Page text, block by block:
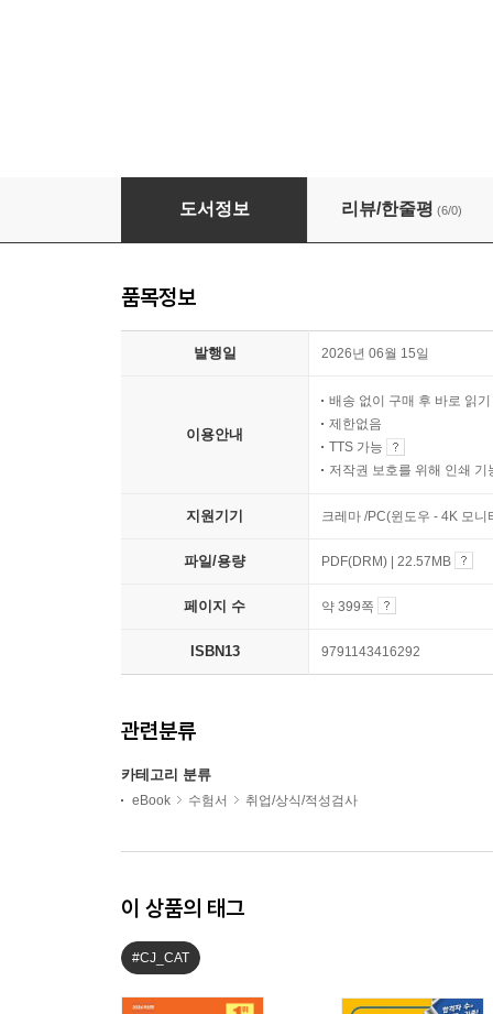
2026 하반기 시대에듀 All-New CJ그룹 CAT
도서정보 리뷰/한줄평 (6/0)
품목정보
발행일 2026년 06월 15일
이용안내
배송 없이 구매 후 바로 읽기
제한없음
TTS 가능
저작권 보호를 위해 인쇄 기
지원기기 크레마 /PC(윈도우 - 4K 모
파일/용량 PDF(DRM) | 22.57MB
페이지 수 약 399쪽
ISBN13 9791143416292
관련분류
카테고리 분류
eBook 수험서 취업/상식/적성검사
이 상품의 태그
#CJ_CAT